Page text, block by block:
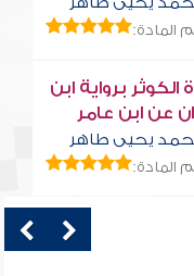
المادة:
الكوثر برواية ابن
عن ابن عامر
يحيى طاهر
المادة: